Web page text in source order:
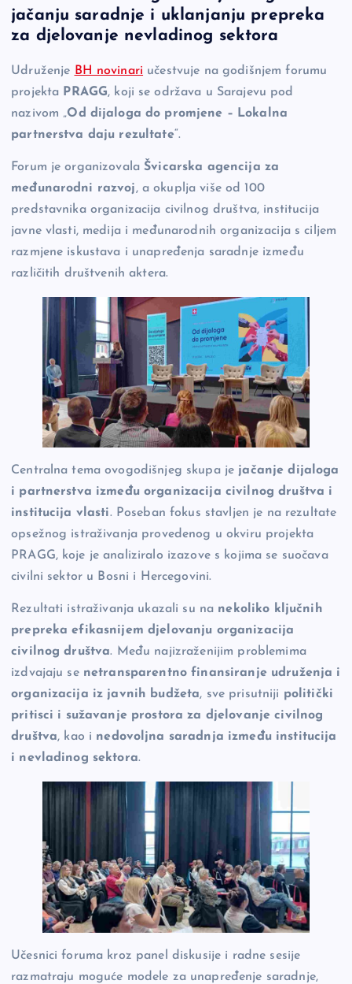
b
o
o
k
Li
n
k
g
er
jačanju saradnje i uklanjanju prepreka
za djelovanje nevladinog sektora
Udruženje BH novinari učestvuje na godišnjem forumu
projekta PRAGG, koji se održava u Sarajevu pod
nazivom „Od dijaloga do promjene – Lokalna
partnerstva daju rezultate“.
Forum je organizovalaŠvicarska agencija za
međunarodni razvoj, a okuplja više od 100
predstavnika organizacija civilnog društva, institucija
javne vlasti, medija i međunarodnih organizacija s ciljem
razmjene iskustava i unapređenja saradnje između
različitih društvenih aktera.
Centralna tema ovogodišnjeg skupa je jačanje dijaloga
i partnerstva između organizacija civilnog društva i
institucija vlasti. Poseban fokus stavljen je na rezultate
opsežnog istraživanja provedenog u okviru projekta
PRAGG, koje je analiziralo izazove s kojima se suočava
civilni sektor u Bosni i Hercegovini.
Rezultati istraživanja ukazali su na nekoliko ključnih
prepreka efikasnijem djelovanju organizacija
civilnog društva. Među najizraženijim problemima
izdvajaju se netransparentno finansiranje udruženja i
organizacija iz javnih budžeta, sve prisutniji politički
pritisci i sužavanje prostora za djelovanje civilnog
društva, kao i nedovoljna saradnja između institucija
i nevladinog sektora.
Učesnici foruma kroz panel diskusije i radne sesije
razmatraju moguće modele za unapređenje saradnje,